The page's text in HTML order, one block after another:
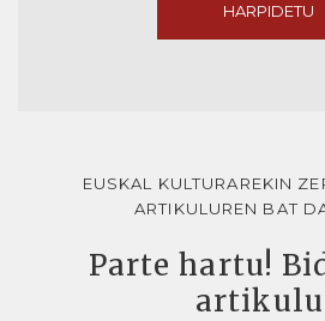
HARPIDETU
EUSKAL KULTURAREKIN
ARTIKULUREN BAT
Parte hartu!